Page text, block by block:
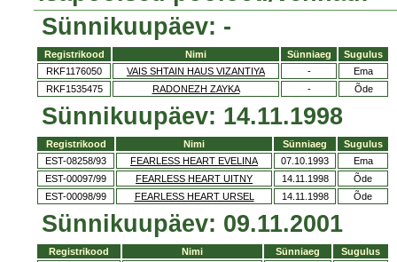
Sünnikuupäev: -
Registrikood Nimi Sünniaeg
Sugulus
RKF1176050
VAIS SHTAIN HAUS VIZANTIYA -
Ema
RKF1535475
RADONEZH ZAYKA - Õde
Sünnikuupäev: 14.11.1998
Registrikood Nimi Sünniaeg
Sugulus
EST-08258/93
FEARLESS HEART EVELINA 07.10.1993
Ema
EST-00097/99
FEARLESS HEART UITNY 14.11.1998
Õde
EST-00098/99
FEARLESS HEART URSEL 14.11.1998 Õde
Sünnikuupäev: 09.11.2001
Registrikood Nimi Sünniaeg
Sugulus